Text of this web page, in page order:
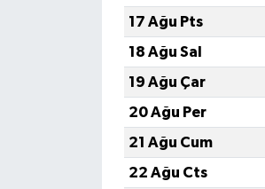
17 Ağu Pts
18 Ağu Sal
19 Ağu Çar
20 Ağu Per
21 Ağu Cum
22 Ağu Cts
Tüm Haberler